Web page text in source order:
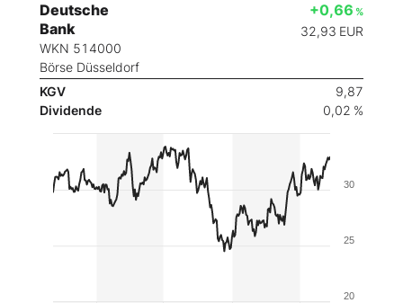
Deutsche
Bank
WKN 514000
Börse Düsseldorf
+0,66 %
32,93 EUR
KGV
9,87
Dividende
0,02 %
20
25
30